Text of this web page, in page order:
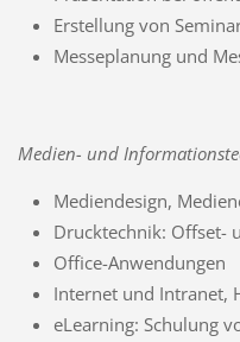
Erstellung von
Messeplanung und
Medien- und
Mediendesign,
Drucktechnik: Offset-
Office-Anwendungen
Internet und Intranet,
eLearning: Schulung